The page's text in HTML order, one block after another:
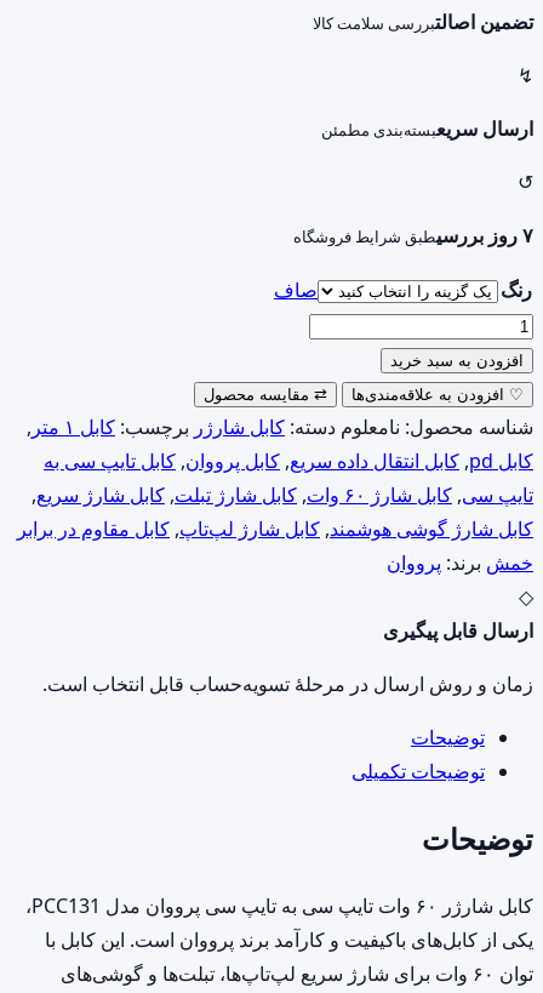
تضمین اصالتبررسی سلامت کالا
↯
ارسال سریعبسته‌بندی مطمئن
↺
۷ روز بررسی
طبق شرایط فروشگاه
رنگ
صاف
کابل
USB-
C
پرووان
مدل
PCC131
طول
1
متر
عدد
افزودن به سبد خرید
♡ افزودن به علاقه‌مندی‌ها ⇄ مقایسه محصول
شناسه محصول: نامعلوم دسته: کابل شارژر برچسب: کابل ۱ متر
,
کابل pd
, کابل انتقال داده سریع, کابل پرووان, کابل تایپ سی به
تایپ سی, کابل شارژ ۶۰ وات , کابل شارژ تبلت, کابل شارژ سریع,
کابل شارژ گوشی هوشمند, کابل شارژ لپ‌تاپ, کابل مقاوم در برابر
خمش برند: پرووان
◇
ارسال قابل پیگیری
زمان و روش ارسال در مرحلهٔ تسویه‌حساب قابل انتخاب است.
توضیحات
توضیحات تکمیلی
توضیحات
کابل شارژر ۶۰ وات تایپ سی به تایپ سی پرووان مدل PCC131،
یکی از کابل‌های باکیفیت و کارآمد برند پرووان است. این کابل با
توان ۶۰ وات برای شارژ سریع لپ‌تاپ‌ها، تبلت‌ها و گوشی‌های